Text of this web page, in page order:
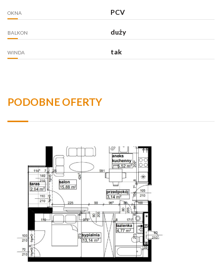
OKNA PCV
BALKON duży
WINDA tak
PODOBNE OFERTY